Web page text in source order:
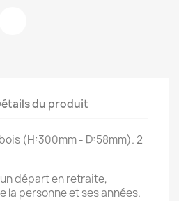
du produit
(H:300mm - D:58mm). 2
départ en retraite,
la personne et ses années.